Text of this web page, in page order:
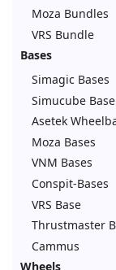
Moza Bundles
VRS Bundle
Bases
Simagic Bases
Simucube Base
Asetek
Moza Bases
VNM Bases
Conspit-Bases
VRS Base
Thrustmaster
Cammus
Wheels